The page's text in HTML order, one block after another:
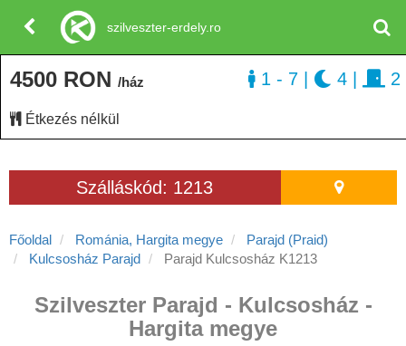
Szálláskód: 1213
Főoldal Románia, Hargita megye
Parajd (Praid)
Kulcsosház Parajd
Parajd Kulcsosház K1213
Szilveszter Parajd - Kulcsosház -
Hargita megye
4500 RON /ház
Étkezés nélkül
1 - 7 4 2
szilveszter-erdely.ro